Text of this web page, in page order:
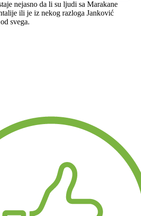
nejasno da li su ljudi sa Marakane
ili je iz nekog razloga Janković
svega.